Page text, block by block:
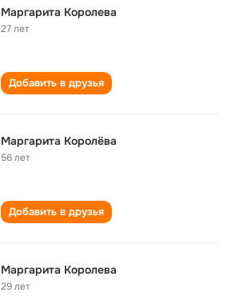
Маргарита Королева
27 лет
Добавить в друзья
Маргарита Королёва
56 лет
Добавить в друзья
Маргарита Королева
29 лет